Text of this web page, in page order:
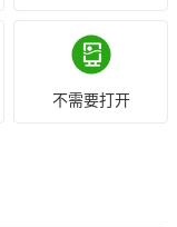
不需要打开